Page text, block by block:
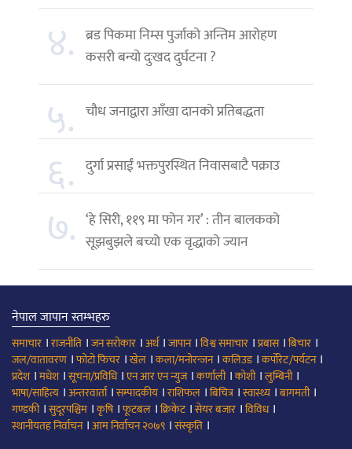
४. ब्रड पिकमा निम्स पुर्जाको अन्तिम आरोहण
कसरी बन्यो दुःखद दुर्घटना ?
५. चौध जनाद्वारा आँखा दानको प्रतिबद्धता
६. दुर्गा प्रसाईं भक्तपुरस्थित निवासबाटै पक्राउ
७. ‘हे सिरी, ११९ मा फोन गर’ : तीन बालकको
सूझबुझले बच्यो एक वृद्धाको ज्यान
नेपाल जापान स्तम्भहरु
समाचार ।राजनीति ।जन सरोकार ।अर्थ।जापान।विश्व समाचार ।प्रबास।बिचार ।
जल/वातावरण ।फोटो फिचर ।खेल ।कला/मनोरन्जन।कलिउड।कर्पोरेट/पर्यटन।
प्रदेश।मधेश।सूचना/प्रविधि।एन आर एन न्युज।कर्णाली।कोशी।लुम्बिनी।
भाषा/साहित्य ।अन्तरवार्ता।सम्पादकीय ।राशिफल ।बिचित्र।स्वास्थ्य ।बागमती।
गण्डकी।सुदूरपश्चिम ।कृषि।फूटबल ।क्रिकेट।सेयर बजार ।विविध।
स्थानीयतह निर्वाचन।आम निर्वाचन २०७९ ।संस्कृति ।